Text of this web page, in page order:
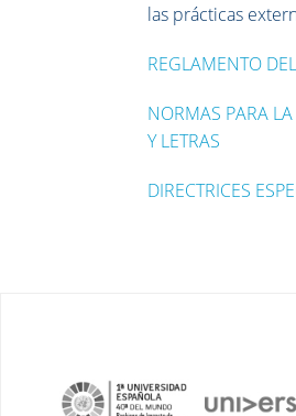
las prácticas
REGLAMENTO
NORMAS PARA
Y LETRAS
DIRECTRICES